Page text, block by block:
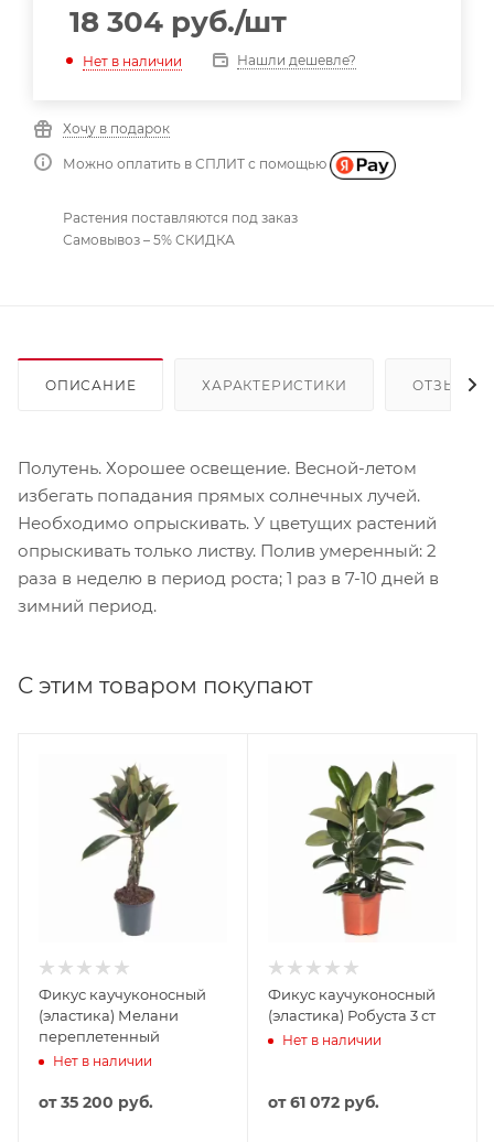
18 304 руб./шт
Нет в наличии Нашли дешевле?
Хочу в подарок
Можно оплатить в СПЛИТ с помощью
Растения поставляются под заказ
Самовывоз – 5% СКИДКА
ОПИСАНИЕ ХАРАКТЕРИСТИКИ ОТЗЫВЫ
Полутень. Хорошее освещение. Весной-летом
избегать попадания прямых солнечных лучей.
Необходимо опрыскивать. У цветущих растений
опрыскивать только листву. Полив умеренный: 2
раза в неделю в период роста; 1 раз в 7-10 дней в
зимний период.
С этим товаром покупают
Фикус каучуконосный
(эластика) Мелани
переплетенный
Нет в наличии
от35 200 руб.
Фикус каучуконосный
(эластика) Робуста 3 ст
Нет в наличии
от61 072 руб.